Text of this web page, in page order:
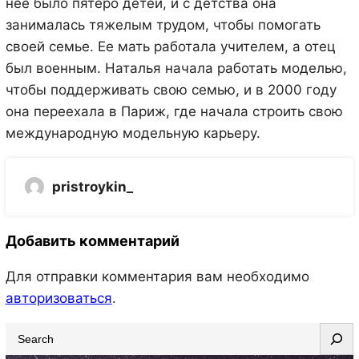
занималась тяжелым трудом, чтобы помогать
своей семье. Ее мать работала учителем, а отец
был военным. Наталья начала работать моделью,
чтобы поддерживать свою семью, и в 2000 году
она переехала в Париж, где начала строить свою
международную модельную карьеру.
pristroykin_
Добавить комментарий
Для отправки комментария вам необходимо
авторизоваться.
e